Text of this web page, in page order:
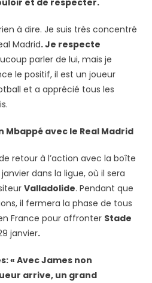
à dire. Je suis très concentré
Madrid. Je respecte
parler de lui, mais je
le positif, il est un joueur
et a apprécié tous les
Mbappé avec le Real Madrid
retour à l’action avec la boîte
dans la ligue, où il sera
Valladolide. Pendant que
il fermera la phase de tous
France pour affronter Stade
janvier.
« Avec James non
arrive, un grand